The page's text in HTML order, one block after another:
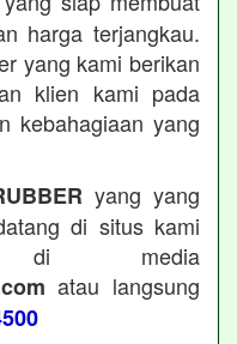
harga terjangkau.
yang kami berikan
klien kami pada
kebahagiaan yang
yang yang
di situs kami
di media
atau langsung